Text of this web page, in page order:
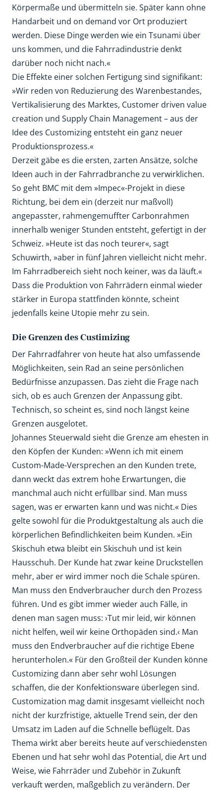
Körpermaße und übermitteln sie. Später kann ohne
Handarbeit und on demand vor Ort produziert
werden. Diese Dinge werden wie ein Tsunami über
uns kommen, und die Fahrradindustrie denkt
darüber noch nicht nach.«
Die Effekte einer solchen Fertigung sind signifikant:
»Wir reden von Reduzierung des Warenbestandes,
Vertikalisierung des Marktes, Customer driven value
creation und Supply Chain Management – aus der
Idee des Customizing entsteht ein ganz neuer
Produktionsprozess.«
Derzeit gäbe es die ersten, zarten Ansätze, solche
Ideen auch in der Fahrradbranche zu verwirklichen.
So geht BMC mit dem »Impec«-Projekt in diese
Richtung, bei dem ein (derzeit nur maßvoll)
angepasster, rahmengemuffter Carbonrahmen
innerhalb weniger Stunden entsteht, gefertigt in der
Schweiz. »Heute ist das noch teurer«, sagt
Schuwirth, »aber in fünf Jahren vielleicht nicht mehr.
Im Fahrradbereich sieht noch keiner, was da läuft.«
Dass die Produktion von Fahrrädern einmal wieder
stärker in Europa stattfinden könnte, scheint
jedenfalls keine Utopie mehr zu sein.
Die Grenzen des Custimizing
Der Fahrradfahrer von heute hat also umfassende
Möglichkeiten, sein Rad an seine persönlichen
Bedürfnisse anzupassen. Das zieht die Frage nach
sich, ob es auch Grenzen der Anpassung gibt.
Technisch, so scheint es, sind noch längst keine
Grenzen ausgelotet.
Johannes Steuerwald sieht die Grenze am ehesten in
den Köpfen der Kunden: »Wenn ich mit einem
Custom-Made-Versprechen an den Kunden trete,
dann weckt das extrem hohe Erwartungen, die
manchmal auch nicht erfüllbar sind. Man muss
sagen, was er erwarten kann und was nicht.« Dies
gelte sowohl für die Produktgestaltung als auch die
körperlichen Befindlichkeiten beim Kunden. »Ein
Skischuh etwa bleibt ein Skischuh und ist kein
Hausschuh. Der Kunde hat zwar keine Druckstellen
mehr, aber er wird immer noch die Schale spüren.
Man muss den Endverbraucher durch den Prozess
führen. Und es gibt immer wieder auch Fälle, in
denen man sagen muss: ›Tut mir leid, wir können
nicht helfen, weil wir keine Orthopäden sind.‹ Man
muss den Endverbraucher auf die richtige Ebene
herunterholen.« Für den Großteil der Kunden könne
Customizing dann aber sehr wohl Lösungen
schaffen, die der Konfektionsware überlegen sind.
Customization mag damit insgesamt vielleicht noch
nicht der kurzfristige, aktuelle Trend sein, der den
Umsatz im Laden auf die Schnelle beflügelt. Das
Thema wirkt aber bereits heute auf verschiedensten
Ebenen und hat sehr wohl das Potential, die Art und
Weise, wie Fahrräder und Zubehör in Zukunft
verkauft werden, maßgeblich zu verändern. Der